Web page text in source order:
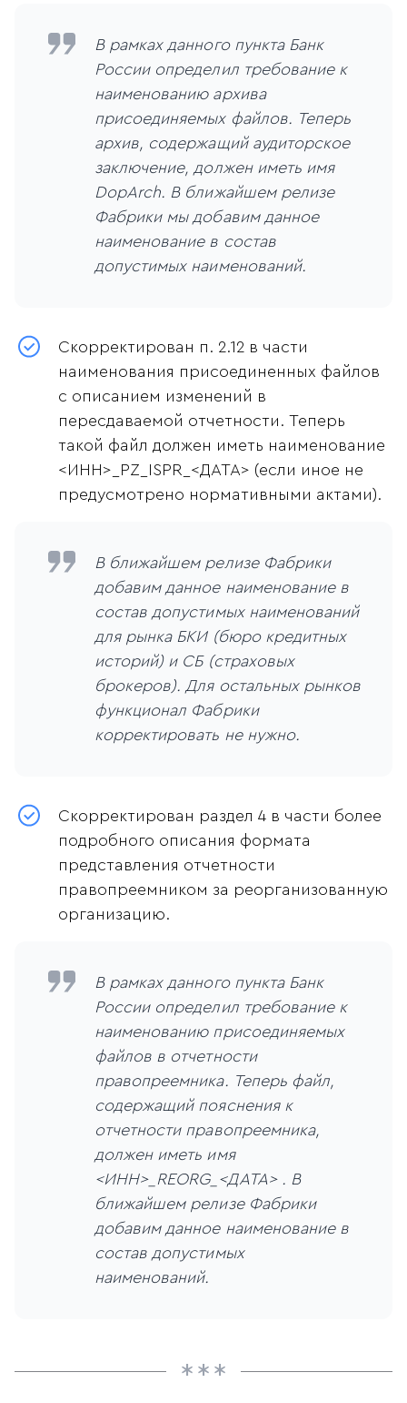
В рамках данного пункта Банк
России определил требование к
наименованию архива
присоединяемых файлов. Теперь
архив, содержащий аудиторское
заключение, должен иметь имя
DopArch. В ближайшем релизе
Фабрики мы добавим данное
наименование в состав
допустимых наименований.
Скорректирован п. 2.12 в части
наименования присоединенных файлов
с описанием изменений в
пересдаваемой отчетности. Теперь
такой файл должен иметь наименование
<ИНН>_PZ_ISPR_<ДАТА> (если иное не
предусмотрено нормативными актами).
В ближайшем релизе Фабрики
добавим данное наименование в
состав допустимых наименований
для рынка БКИ (бюро кредитных
историй) и СБ (страховых
брокеров). Для остальных рынков
функционал Фабрики
корректировать не нужно.
Скорректирован раздел 4 в части более
подробного описания формата
представления отчетности
правопреемником за реорганизованную
организацию.
В рамках данного пункта Банк
России определил требование к
наименованию присоединяемых
файлов в отчетности
правопреемника. Теперь файл,
содержащий пояснения к
отчетности правопреемника,
должен иметь имя
<ИНН>_REORG_<ДАТА> . В
ближайшем релизе Фабрики
добавим данное наименование в
состав допустимых
наименований.